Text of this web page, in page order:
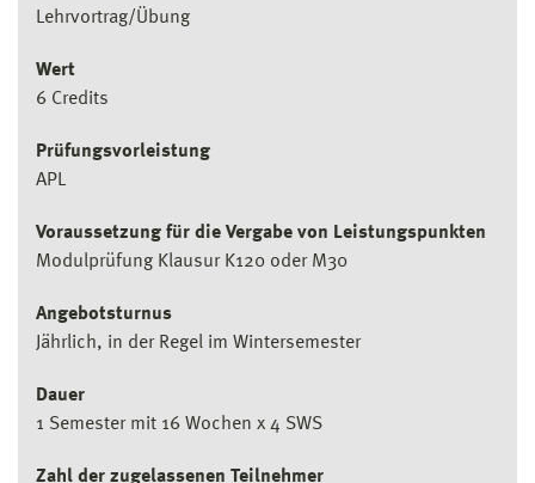
Lehrvortrag/Übung
Wert
6 Credits
Prüfungsvorleistung
APL
Voraussetzung für die Vergabe von Leistungspunkten
Modulprüfung Klausur K120 oder M30
Angebotsturnus
Jährlich, in der Regel im Wintersemester
Dauer
1 Semester mit 16 Wochen x 4 SWS
Zahl der zugelassenen Teilnehmer